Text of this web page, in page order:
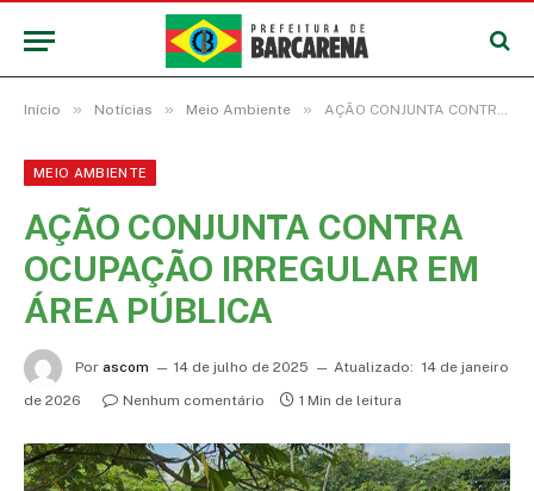
Início » Notícias » Meio Ambiente » AÇÃO CONJUNTA CONTRA OCUPAÇÃO IRREGULAR EM ÁREA PÚBLICA
MEIO AMBIENTE
AÇÃO CONJUNTA CONTRA
OCUPAÇÃO IRREGULAR EM
ÁREA PÚBLICA
Por ascom 14 de julho de 2025 Atualizado: 14 de janeiro
de 2026
Nenhum comentário 1 Min de leitura